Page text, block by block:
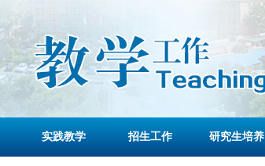
实践教学 招生工作 研究生培养